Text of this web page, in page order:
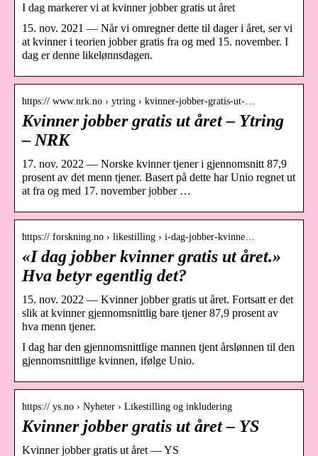
I dag markerer vi at kvinner jobber gratis ut året
15. nov. 2021 — Når vi omregner dette til dager i året, ser vi
at kvinner i teorien jobber gratis fra og med 15. november. I
dag er denne likelønnsdagen.
https:// www.nrk.no › ytring › kvinner-jobber-gratis-ut-…
Kvinner jobber gratis ut året – Ytring
– NRK
17. nov. 2022 — Norske kvinner tjener i gjennomsnitt 87,9
prosent av det menn tjener. Basert på dette har Unio regnet ut
at fra og med 17. november jobber …
https:// forskning.no › likestilling › i-dag-jobber-kvinne…
«I dag jobber kvinner gratis ut året.»
Hva betyr egentlig det?
15. nov. 2022 — Kvinner jobber gratis ut året. Fortsatt er det
slik at kvinner gjennomsnittlig bare tjener 87,9 prosent av
hva menn tjener.
I dag har den gjennomsnittlige mannen tjent årslønnen til den
gjennomsnittlige kvinnen, ifølge Unio.
https:// ys.no › Nyheter › Likestilling og inkludering
Kvinner jobber gratis ut året – YS
Kvinner jobber gratis ut året — YS